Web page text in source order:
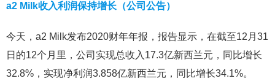
a2 Milk收入利润保持增长（公司公告）
今天，a2 Milk发布2020财年年报，报告显示，在截至12月31
日的12个月里，公司实现总收入17.3亿新西兰元，同比增长
32.8%，实现净利润3.858亿新西兰元，同比增长34.1%。